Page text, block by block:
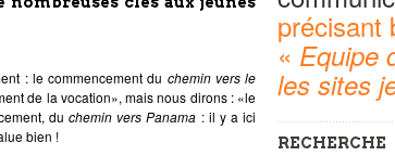
: le commencement du chemin vers le
de la vocation», mais nous dirons : «le
duchemin vers Panama : il y a ici
bien !
précisant
« Equipe
les sites
RECHERCHE